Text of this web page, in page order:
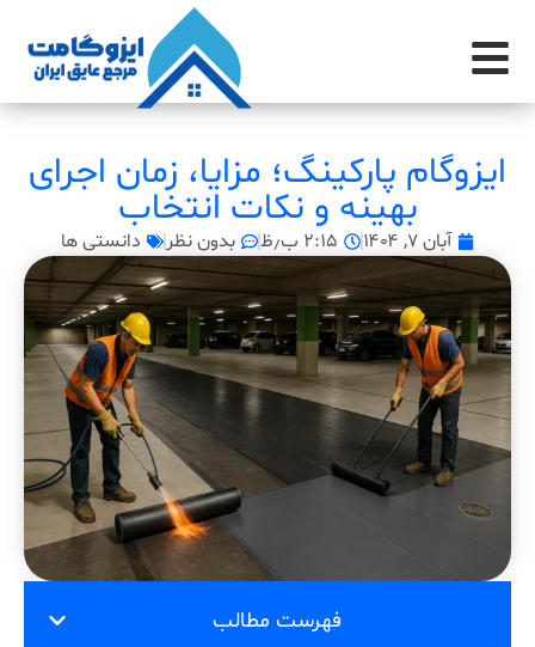
ایزوگام پارکینگ؛ مزایا، زمان اجرای
بهینه و نکات انتخاب
آبان ۷, ۱۴۰۴ ۲:۱۵ ب٫ظ بدون نظر دانستی ها
فهرست مطالب